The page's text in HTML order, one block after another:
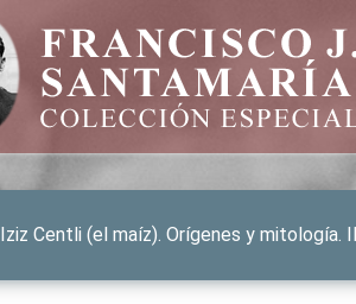
Iziz Centli (el maíz). Orígenes y